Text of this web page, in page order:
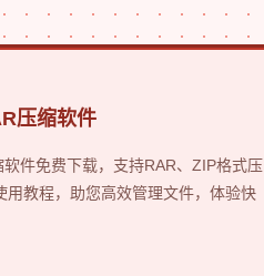
压缩软件
件免费下载，支持RAR、ZIP格式压
教程，助您高效管理文件，体验快